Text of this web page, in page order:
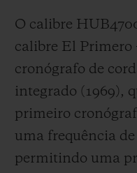
O calibre
calibre El Primero
cronógrafo de
integrado (1969),
primeiro
uma frequência de
permitindo uma